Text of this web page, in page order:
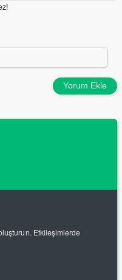
Yorum Ekle
Etkileşimlerde